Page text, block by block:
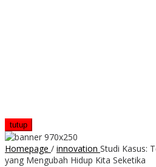
tutup
Homepage / innovation Studi Kasus:
yang Mengubah Hidup Kita Seketika